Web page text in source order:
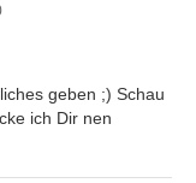
geben ;) Schau
ich Dir nen